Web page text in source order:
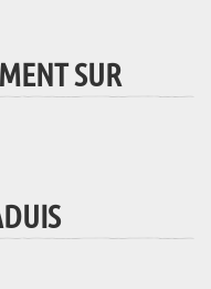
SUR